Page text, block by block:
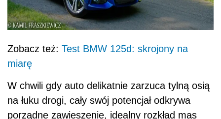
Zobacz też: Test BMW 125d: skrojony na
miarę
W chwili gdy auto delikatnie zarzuca tylną osią
na łuku drogi, cały swój potencjał odkrywa
porządne zawieszenie, idealny rozkład mas